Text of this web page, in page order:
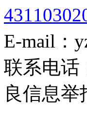
E-mail：
联系电话
良信息举